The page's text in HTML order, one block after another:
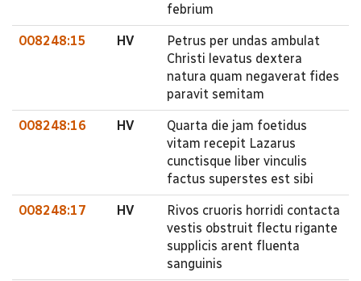
febrium
008248:15 HV
Petrus per undas ambulat
Christi levatus dextera
natura quam negaverat fides
paravit semitam
008248:16 HV
Quarta die jam foetidus
vitam recepit Lazarus
cunctisque liber vinculis
factus superstes est sibi
008248:17 HV
Rivos cruoris horridi contacta
vestis obstruit flectu rigante
supplicis arent fluenta
sanguinis